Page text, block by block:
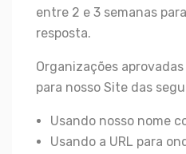
entre 2 e 3 semanas
resposta.
Organizações
para nosso Site das
Usando nosso nome
Usando a URL para